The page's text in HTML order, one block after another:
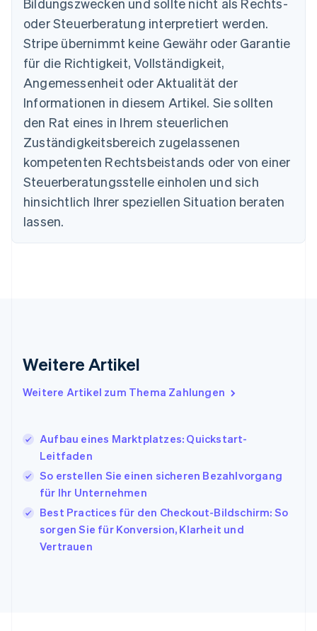
Bildungszwecken und sollte nicht als Rechts-
oder Steuerberatung interpretiert werden.
Stripe übernimmt keine Gewähr oder Garantie
für die Richtigkeit, Vollständigkeit,
Angemessenheit oder Aktualität der
Informationen in diesem Artikel. Sie sollten
den Rat eines in Ihrem steuerlichen
Zuständigkeitsbereich zugelassenen
kompetenten Rechtsbeistands oder von einer
Steuerberatungsstelle einholen und sich
hinsichtlich Ihrer speziellen Situation beraten
lassen.
Weitere Artikel
Weitere Artikel zum Thema Zahlungen
Aufbau eines Marktplatzes: Quickstart-
Leitfaden
So erstellen Sie einen sicheren Bezahlvorgang
für Ihr Unternehmen
Best Practices für den Checkout-Bildschirm: So
sorgen Sie für Konversion, Klarheit und
Vertrauen
English
Belgien
Nederlands Français DeutschEnglish
Brasilien
PortuguêsEnglish
English
Dänemark
English
Deutschland
Deutsch English
Estland
Festlandchina
简体中文English
Finnland
English
Frankreich
Irland
Italien
日本語 English
EnglishFrançais
Kroatien
English Italiano
English
Liechtenstein
DeutschEnglish